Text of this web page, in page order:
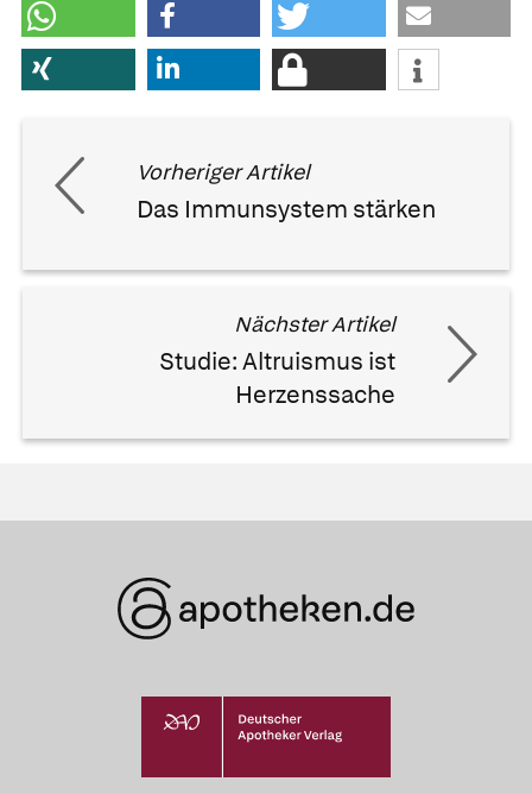
Vorheriger Artikel
Das Immunsystem stärken
Nächster Artikel
Studie: Altruismus ist
Herzenssache